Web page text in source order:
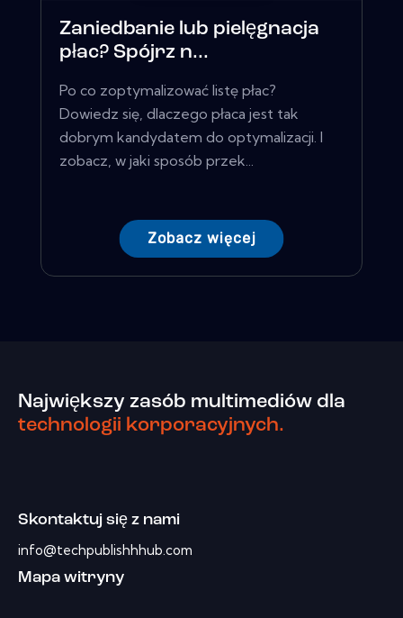
Zaniedbanie lub pielęgnacja
płac? Spójrz n...
Po co zoptymalizować listę płac?
Dowiedz się, dlaczego płaca jest tak
dobrym kandydatem do optymalizacji. I
zobacz, w jaki sposób przek...
Zobacz więcej
Największy zasób multimediów dla
technologii korporacyjnych.
Skontaktuj się z nami
info@techpublishhhub.com
Mapa witryny